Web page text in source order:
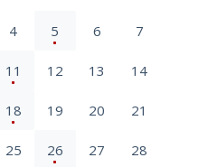
4 5 6 7
11 12 13 14
18 19 20 21
25 26 27 28